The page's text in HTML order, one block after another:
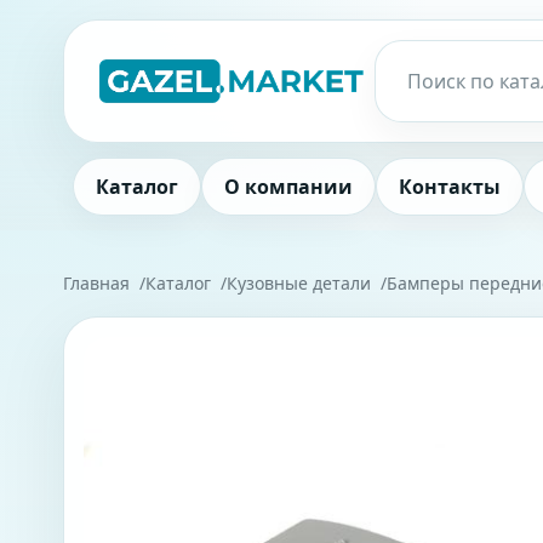
Каталог О компании Контакты
Главная Каталог Кузовные детали Бамперы